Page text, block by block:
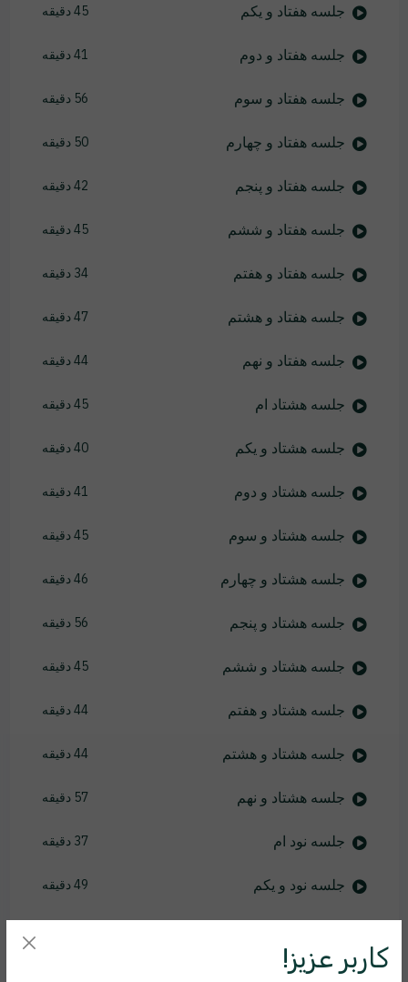
جلسه هفتاد و یکم 45 دقیقه
جلسه هفتاد و دوم 41 دقیقه
جلسه هفتاد و سوم 56 دقیقه
جلسه هفتاد و چهارم 50 دقیقه
جلسه هفتاد و پنجم 42 دقیقه
جلسه هفتاد و ششم 45 دقیقه
جلسه هفتاد و هفتم 34 دقیقه
جلسه هفتاد و هشتم 47 دقیقه
جلسه هفتاد و نهم 44 دقیقه
جلسه هشتاد ام 45 دقیقه
جلسه هشتاد و یکم 40 دقیقه
جلسه هشتاد و دوم 41 دقیقه
جلسه هشتاد و سوم 45 دقیقه
جلسه هشتاد و چهارم 46 دقیقه
جلسه هشتاد و پنجم 56 دقیقه
جلسه هشتاد و ششم 45 دقیقه
جلسه هشتاد و هفتم 44 دقیقه
جلسه هشتاد و هشتم 44 دقیقه
جلسه هشتاد و نهم 57 دقیقه
جلسه نود ام 37 دقیقه
جلسه نود و یکم 49 دقیقه
جلسه نود و سوم
کاربر عزیز!